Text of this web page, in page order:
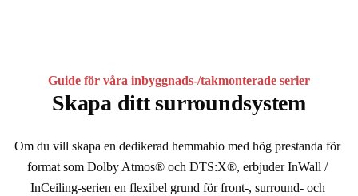
Guide för våra inbyggnads-/takmonterade serier
Skapa ditt surroundsystem
Om du vill skapa en dedikerad hemmabio med hög prestanda för
format som Dolby Atmos® och DTS:X®, erbjuder InWall /
InCeiling-serien en flexibel grund för front-, surround- och